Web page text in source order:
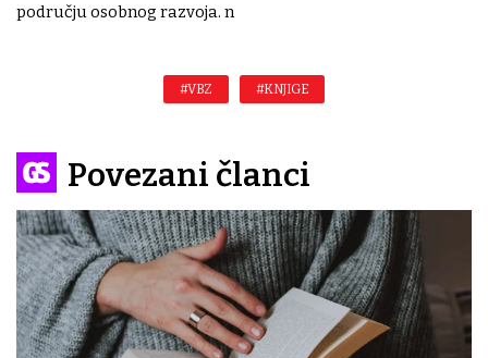
području osobnog razvoja. n
#VBZ #KNJIGE
Povezani članci